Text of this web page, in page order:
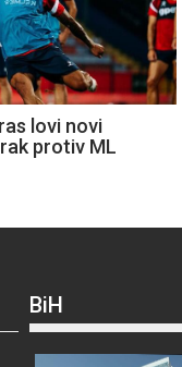
lovi novi
protiv ML
BiH